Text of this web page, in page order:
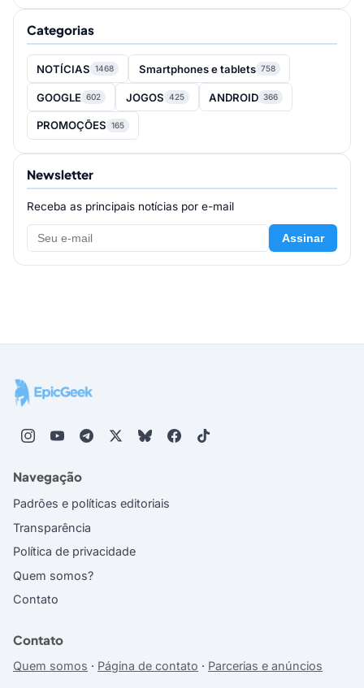
Categorias
NOTÍCIAS 1468 Smartphones e tablets 758
GOOGLE 602 JOGOS 425 ANDROID 366
PROMOÇÕES 165
Newsletter
Receba as principais notícias por e-mail
Assinar
Navegação
Padrões e políticas editoriais
Transparência
Política de privacidade
Quem somos?
Contato
Contato
Quem somos · Página de contato · Parcerias e anúncios